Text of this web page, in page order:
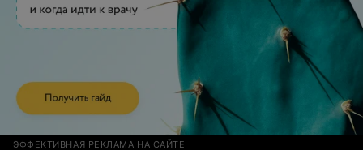
ЭФФЕКТИВНАЯ РЕКЛАМА НА САЙТЕ